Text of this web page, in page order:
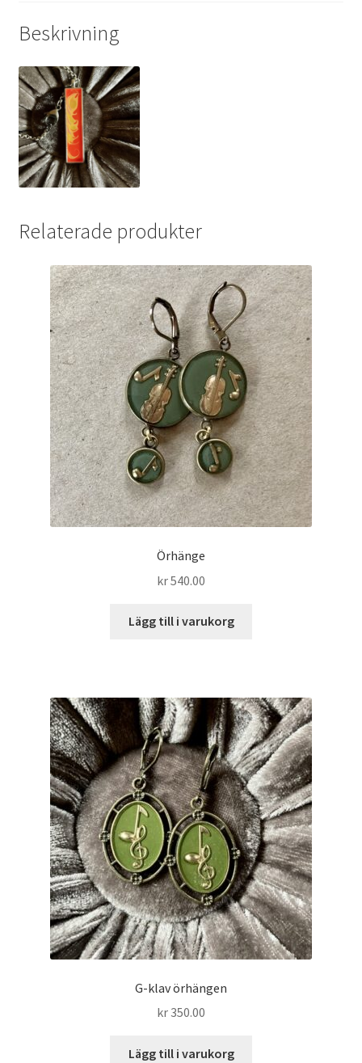
Beskrivning
Relaterade produkter
Örhänge
kr540.00
Lägg till i varukorg
G-klav örhängen
kr350.00
Lägg till i varukorg